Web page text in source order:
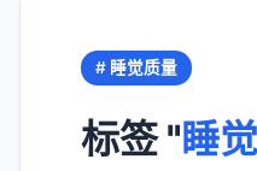
# 睡觉质量
标签 "睡